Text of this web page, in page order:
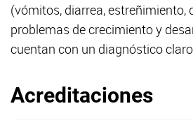
(vómitos, diarrea, estreñimiento,
problemas de crecimiento y
cuentan con un diagnóstico
Acreditaciones